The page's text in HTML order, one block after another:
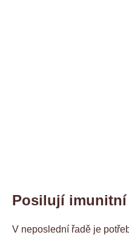
Posilují imunitní
V neposlední řadě je